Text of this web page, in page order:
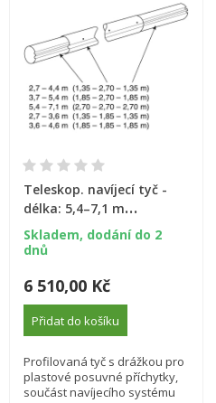
Teleskop. navíjecí tyč -
délka: 5,4–7,1 m
(eloxovaný hliník)
Skladem, dodání do 2
dnů
6 510,00 Kč
Přidat do košíku
Profilovaná tyč s drážkou pro
plastové posuvné příchytky,
součást navíjecího systému